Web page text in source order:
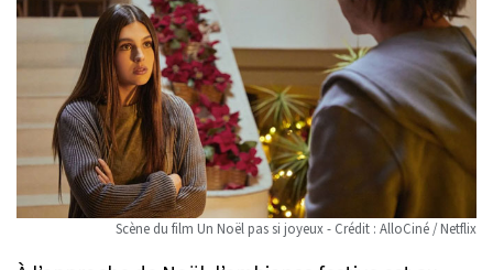
Scène du film Un Noël pas si joyeux - Crédit : AlloCiné / Netflix